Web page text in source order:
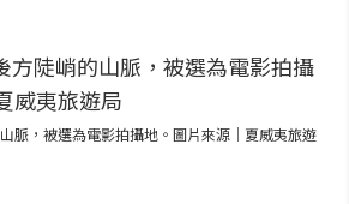
脈，被選為電影拍攝地。圖片來源｜夏威夷旅遊